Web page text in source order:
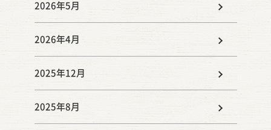
2026年5月
2026年4月
2025年12月
2025年8月